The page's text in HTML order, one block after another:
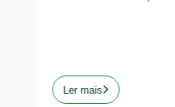
da produção
últimos anos,
Ler mais